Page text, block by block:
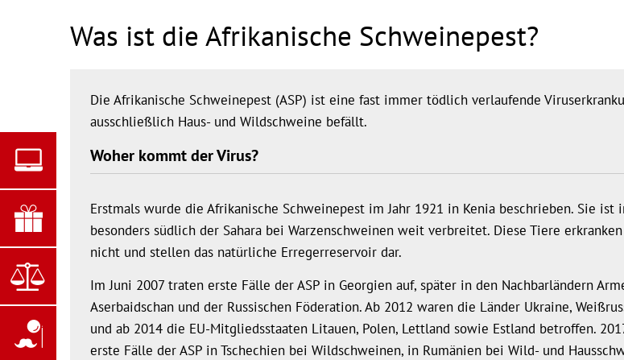
Afrikanische
Was ist die Afrikanische Schweinepest?
Die Afrikanische Schweinepest (ASP) ist eine fast immer tödlich verlaufende
ausschließlich Haus- und Wildschweine befällt.
Woher kommt der Virus?
Erstmals wurde die Afrikanische Schweinepest im Jahr 1921 in Kenia beschrieben. Sie ist
besonders südlich der Sahara bei Warzenschweinen weit verbreitet. Diese Tiere
nicht und stellen das natürliche Erregerreservoir dar.
Im Juni 2007 traten erste Fälle der ASP in Georgien auf, später in den Nachbarländern
Aserbaidschan und der Russischen Föderation. Ab 2012 waren die Länder Ukraine,
und ab 2014 die EU-Mitgliedsstaaten Litauen, Polen, Lettland sowie Estland betroffen.
erste Fälle der ASP in Tschechien bei Wildschweinen, in Rumänien bei Wild- und